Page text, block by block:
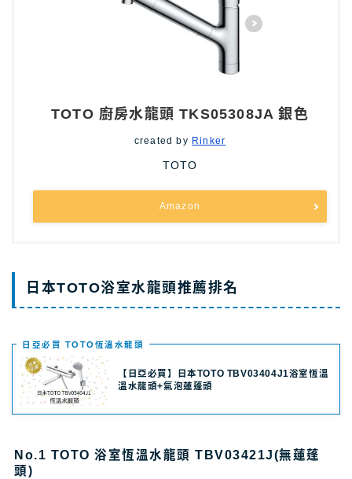
TOTO 廚房水龍頭 TKS05308JA 銀色
created by Rinker
TOTO
Amazon
日本TOTO浴室水龍頭推薦排名
日亞必買 TOTO恆溫水龍頭
【日亞必買】日本TOTO TBV03404J1浴室恆溫
溫水龍頭+氣泡蓮蓬頭
No.1 TOTO 浴室恆溫水龍頭 TBV03421J(無蓮蓬
頭)